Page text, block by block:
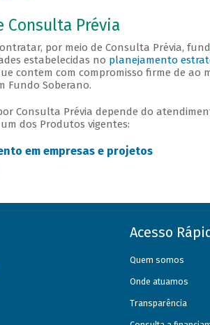
Consulta Prévia
por meio de Consulta Prévia,
estabelecidas no planejamento
contem com compromisso firme de ao
Fundo Soberano.
Consulta Prévia depende do
dos Produtos vigentes:
em empresas e projetos
Acesso
Quem somos
Onde atuamos
Transparência